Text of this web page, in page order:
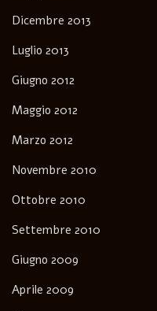
Dicembre 2013
Luglio 2013
Giugno 2012
Maggio 2012
Marzo 2012
Novembre 2010
Ottobre 2010
Settembre 2010
Giugno 2009
Aprile 2009